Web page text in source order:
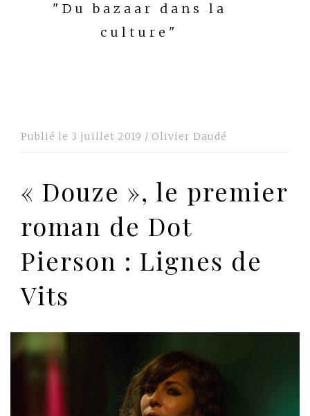
"Du bazaar dans la
culture"
Publié le 3 juillet 2019 / Olivier Daudé
« Douze », le premier
roman de Dot
Pierson : Lignes de
Vits